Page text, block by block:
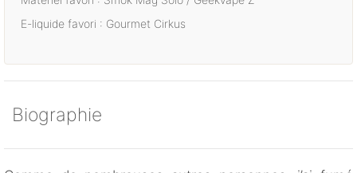
E-liquide favori : Gourmet Cirkus
Biographie